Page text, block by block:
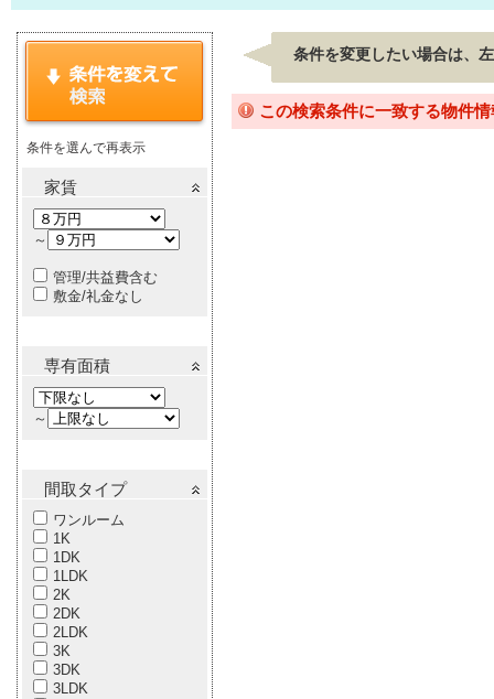
条件を選んで再表示
家賃
～
管理/共益費含む
敷金/礼金なし
専有面積
～
間取タイプ
ワンルーム
1K
1DK
1LDK
2K
2DK
2LDK
3K
3DK
3LDK
条件を変更したい場合は、
この検索条件に一致する物件